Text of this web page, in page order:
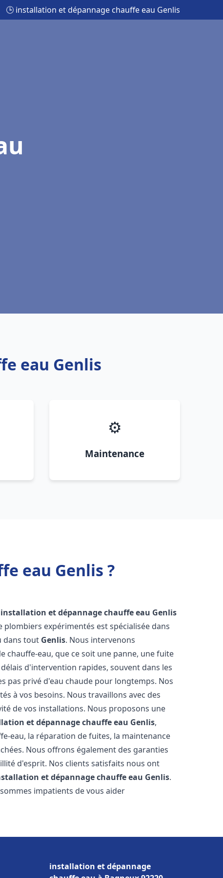
🕒 installation et dépannage chauffe eau Genlis
eau Genlis
⚙️
Maintenance
eau Genlis ?
installation et dépannage chauffe eau Genlis
expérimentés est spécialisée dans
dans tout Genlis. Nous intervenons
eau, que ce soit une panne, une fuite
d'intervention rapides, souvent dans les
pas privé d'eau chaude pour longtemps. Nos
à vos besoins. Nous travaillons avec des
de vos installations. Nous proposons une
et dépannage chauffe eau Genlis,
eau, la réparation de fuites, la maintenance
Nous offrons également des garanties
d'esprit. Nos clients satisfaits nous ont
et dépannage chauffe eau Genlis.
impatients de vous aider
installation et dépannage